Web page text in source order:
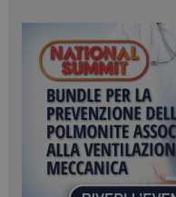
tracking-sites-
ironfish-session-id